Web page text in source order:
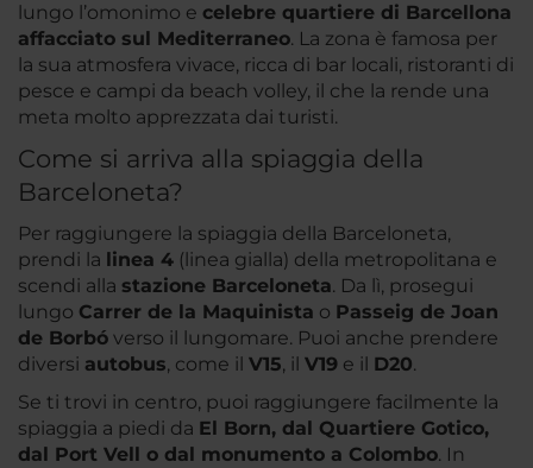
lungo l’omonimo e celebre quartiere di Barcellona
affacciato sul Mediterraneo. La zona è famosa per
la sua atmosfera vivace, ricca di bar locali, ristoranti di
pesce e campi da beach volley, il che la rende una
meta molto apprezzata dai turisti.
Come si arriva alla spiaggia della
Barceloneta?
Per raggiungere la spiaggia della Barceloneta,
prendi la linea 4 (linea gialla) della metropolitana e
scendi alla stazione Barceloneta. Da lì, prosegui
lungo Carrer de la Maquinista o Passeig de Joan
de Borbó verso il lungomare. Puoi anche prendere
diversi autobus, come il V15, il V19 e il D20.
Se ti trovi in centro, puoi raggiungere facilmente la
spiaggia a piedi da El Born, dal Quartiere Gotico,
dal Port Vell o dal monumento a Colombo. In